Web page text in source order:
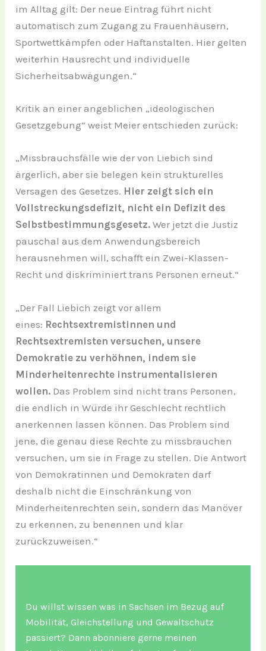
im Alltag gilt: Der neue Eintrag führt nicht
automatisch zum Zugang zu Frauenhäusern,
Sportwettkämpfen oder Haftanstalten. Hier gelten
weiterhin Hausrecht und individuelle
Sicherheitsabwägungen.“
Kritik an einer angeblichen „ideologischen
Gesetzgebung“ weist Meier entschieden zurück:
„Missbrauchsfälle wie der von Liebich sind
ärgerlich, aber sie belegen kein strukturelles
Versagen des Gesetzes. Hier zeigt sich ein
Vollstreckungsdefizit, nicht ein Defizit des
Selbstbestimmungsgesetz.Wer jetzt die Justiz
pauschal aus dem Anwendungsbereich
herausnehmen will, schafft ein Zwei-Klassen-
Recht und diskriminiert trans Personen erneut.“
„Der Fall Liebich zeigt vor allem
eines: Rechtsextremistinnen und
Rechtsextremisten versuchen, unsere
Demokratie zu verhöhnen, indem sie
Minderheitenrechte instrumentalisieren
wollen. Das Problem sind nicht trans Personen,
die endlich in Würde ihr Geschlecht rechtlich
anerkennen lassen können. Das Problem sind
jene, die genau diese Rechte zu missbrauchen
versuchen, um sie in Frage zu stellen. Die Antwort
von Demokratinnen und Demokraten darf
deshalb nicht die Einschränkung von
Minderheitenrechten sein, sondern das Manöver
zu erkennen, zu benennen und klar
zurückzuweisen.“
Du willst wissen was in Sachsen im Bezug auf
Mobilität, Gleichstellung und Gewaltschutz
passiert? Dann abonniere gerne meinen